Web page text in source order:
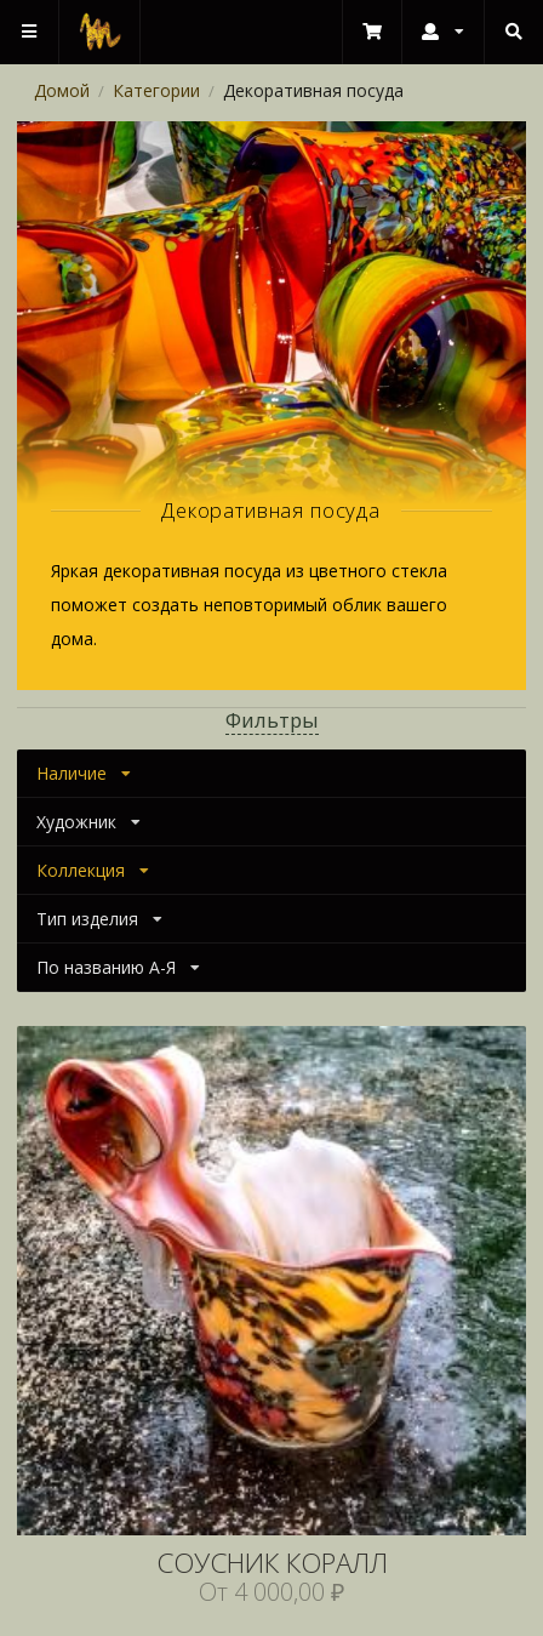
Домой / Категории / Декоративная посуда
Декоративная посуда
Яркая декоративная посуда из цветного стекла
поможет создать неповторимый облик вашего
дома.
Фильтры
Наличие
Художник
Коллекция
Тип изделия
По названию А-Я
СОУСНИК КОРАЛЛ
От 4 000,00 ₽